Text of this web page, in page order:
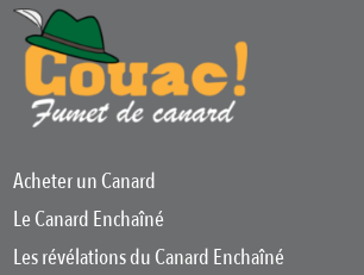
Acheter un Canard
Le Canard Enchaîné
Les révélations du Canard Enchaîné